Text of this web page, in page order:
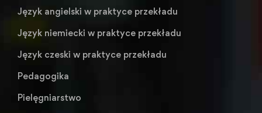
Język angielski w praktyce przekładu
Język niemiecki w praktyce przekładu
Język czeski w praktyce przekładu
Pedagogika
Pielęgniarstwo